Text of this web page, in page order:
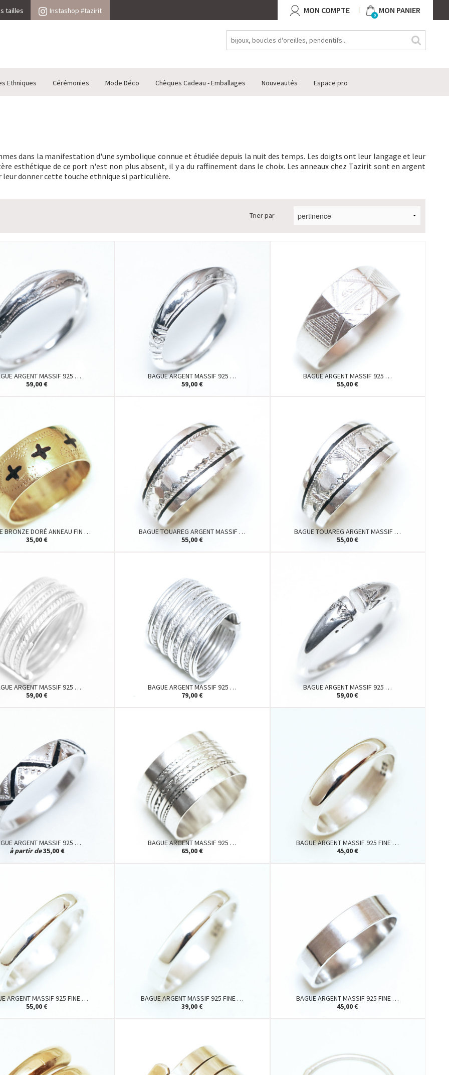
tailles Instashop #tazirit MON COMPTE 0 MON PANIER
Ethniques Cérémonies Mode Déco Chèques Cadeau - Emballages Nouveautés Espace pro
dans la manifestation d'une symbolique connue et étudiée depuis la nuit des temps. Les doigts ont leur langage et leur
esthétique de ce port n'est non plus absent, il y a du raffinement dans le choix. Les anneaux chez Tazirit sont en argent
leur donner cette touche ethnique si particulière.
Trier par
ARGENT MASSIF 925 …
59,00 €
BAGUE ARGENT MASSIF 925 …
59,00 €
BAGUE ARGENT MASSIF 925 …
55,00 €
BRONZE DORÉ ANNEAU FIN …
35,00 €
BAGUE TOUAREG ARGENT MASSIF …
55,00 €
BAGUE TOUAREG ARGENT MASSIF …
55,00 €
ARGENT MASSIF 925 …
59,00 €
BAGUE ARGENT MASSIF 925 …
79,00 €
BAGUE ARGENT MASSIF 925 …
59,00 €
ARGENT MASSIF 925 …
à partir de35,00 €
BAGUE ARGENT MASSIF 925 …
65,00 €
BAGUE ARGENT MASSIF 925 FINE …
45,00 €
ARGENT MASSIF 925 FINE …
55,00 €
BAGUE ARGENT MASSIF 925 FINE …
39,00 €
BAGUE ARGENT MASSIF 925 FINE …
45,00 €